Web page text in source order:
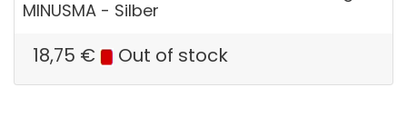
MINUSMA - Silber
18,75 € Out of stock